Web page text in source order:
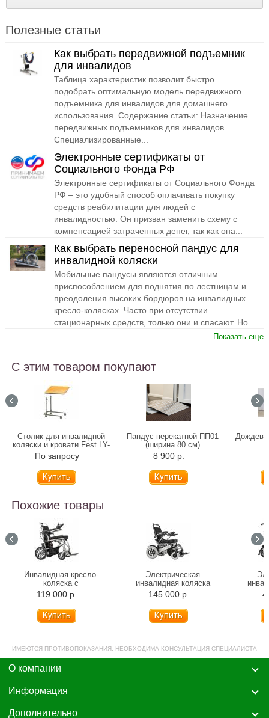
Полезные статьи
Как выбрать передвижной подъемник
для инвалидов
Таблица характеристик позволит быстро
подобрать оптимальную модель передвижного
подъемника для инвалидов для домашнего
использования. Содержание статьи: Назначение
передвижных подъемников для инвалидов
Специализированные...
Электронные сертификаты от
Социального Фонда РФ
Электронные сертификаты от Социального Фонда
РФ – это удобный способ оплачивать покупку
средств реабилитации для людей с
инвалидностью. Он призван заменить схему с
компенсацией затраченных денег, так как она...
Как выбрать переносной пандус для
инвалидной коляски
Мобильные пандусы являются отличным
приспособлением для поднятия по лестницам и
преодоления высоких бордюров на инвалидных
кресло-колясках. Часто при отсутствии
стационарных средств, только они и спасают. Но...
Показать еще
С этим товаром покупают
Столик для инвалидной
коляски и кровати Fest LY-
600-119
По запросу
Пандус перекатной ПП01
(ширина 80 см)
8 900 р.
Похожие товары
Инвалидная кресло-
коляска с
электроприводом Ortonica
Pulse 620 (складная)
119 000 р.
Электрическая
инвалидная коляска
Ortonica Pulse 640
(складная)
145 000 р.
ИМЕЮТСЯ ПРОТИВОПОКАЗАНИЯ. НЕОБХОДИМА КОНСУЛЬТАЦИЯ СПЕЦИАЛИСТА
О компании
Информация
Дополнительно